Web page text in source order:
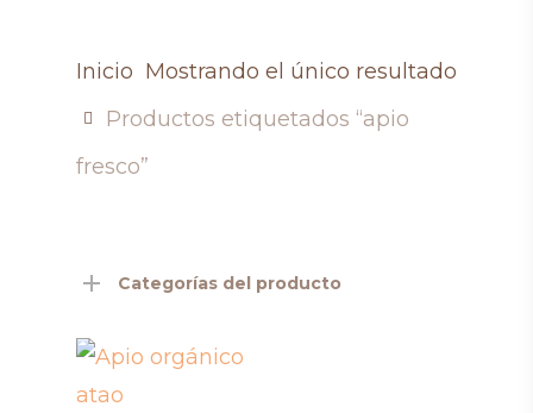
Mostrando el único resultado
Inicio
Productos etiquetados “apio
fresco”
Categorías del producto